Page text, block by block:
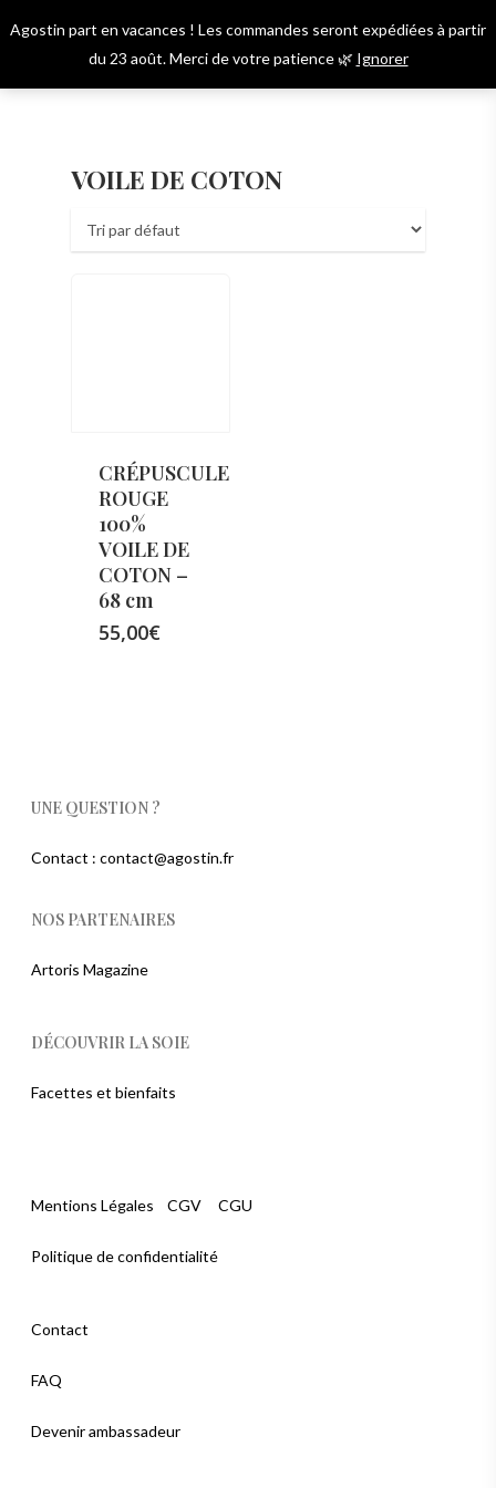
Agostin part en vacances ! Les commandes seront expédiées à partir
du 23 août. Merci de votre patience 🌿 Ignorer
to
account Menu
VOILE DE COTON
CRÉPUSCULE
ROUGE
100%
VOILE DE
COTON –
68 cm
55,00€
UNE QUESTION ?
Contact : contact@agostin.fr
NOS PARTENAIRES
Artoris Magazine
DÉCOUVRIR LA SOIE
Facettes et bienfaits
Mentions Légales CGV CGU
Politique de confidentialité
Contact
FAQ
Devenir ambassadeur